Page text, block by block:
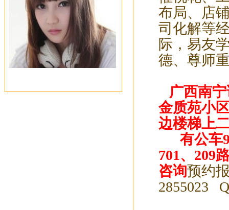
河池徐老板您交的预约点墓地定...
杨公风水培训班国庆节开班了
2025年元月1日前交定金看风水的...
广西杨公三元风水培训大师
一分预防大于十分治疗
布局、店
司化解等
际，易友
德、尊师
广西南
金质苑小
边楼梯上
有公车
701、209
咨询预约
2855023